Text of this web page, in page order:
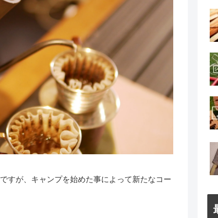
すが、キャンプを始めた事によって新たなコー